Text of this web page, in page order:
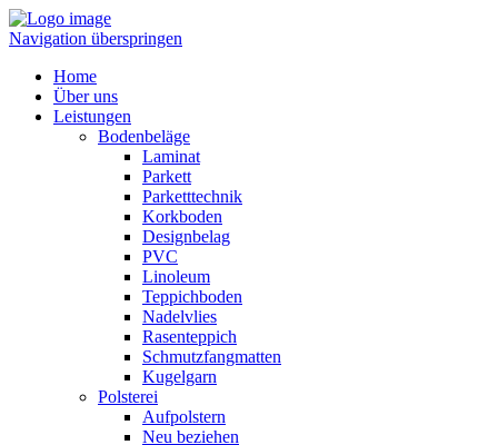
Navigation überspringen
Home
Über uns
Leistungen
Bodenbeläge
Laminat
Parkett
Parketttechnik
Korkboden
Designbelag
PVC
Linoleum
Teppichboden
Nadelvlies
Rasenteppich
Schmutzfangmatten
Kugelgarn
Polsterei
Aufpolstern
Neu beziehen